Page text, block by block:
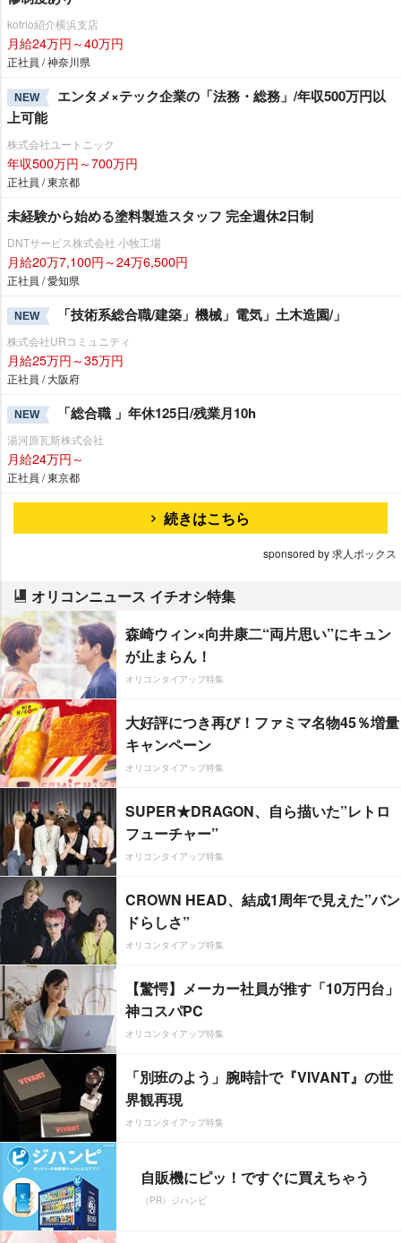
kotrio紹介横浜支店
月給24万円～40万円
正社員 / 神奈川県
NEW
エンタメ×テック企業の「法務・総務」/年収500万円以
上可能
株式会社ユートニック
年収500万円～700万円
正社員 / 東京都
未経験から始める塗料製造スタッフ 完全週休2日制
DNTサービス株式会社 小牧工場
月給20万7,100円～24万6,500円
正社員 / 愛知県
NEW 「技術系総合職/建築」機械」電気」土木造園/」
株式会社URコミュニティ
月給25万円～35万円
正社員 / 大阪府
NEW 「総合職 」年休125日/残業月10h
湯河原瓦斯株式会社
月給24万円～
正社員 / 東京都
続きはこちら
sponsored by 求人ボックス
オリコンニュース イチオシ特集
森崎ウィン×向井康二“両片思い”にキュン
が止まらん！
オリコンタイアップ特集
大好評につき再び！ファミマ名物45％増量
キャンペーン
オリコンタイアップ特集
SUPER★DRAGON、自ら描いた”レトロ
フューチャー”
オリコンタイアップ特集
CROWN HEAD、結成1周年で見えた”バン
ドらしさ”
オリコンタイアップ特集
【驚愕】メーカー社員が推す「10万円台」
神コスパPC
オリコンタイアップ特集
「別班のよう」腕時計で『VIVANT』の世
界観再現
オリコンタイアップ特集
自販機にピッ！ですぐに買えちゃう
（PR）ジハンピ